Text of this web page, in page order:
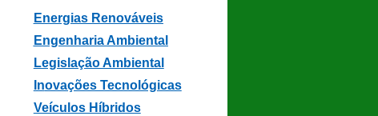
Energias Renováveis
Engenharia Ambiental
Legislação Ambiental
Inovações Tecnológicas
Veículos Híbridos